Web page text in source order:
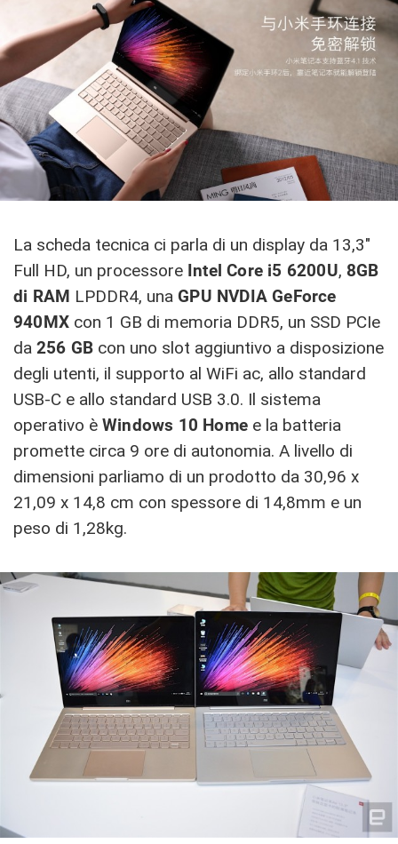
La scheda tecnica ci parla di un display da 13,3″
Full HD, un processore Intel Core i5 6200U, 8GB
di RAM LPDDR4, unaGPU NVDIA GeForce
940MX con 1 GB di memoria DDR5, un SSD PCIe
da 256 GB con uno slot aggiuntivo a disposizione
degli utenti, il supporto al WiFi ac, allo standard
USB-C e allo standard USB 3.0. Il sistema
operativo è Windows 10 Home e la batteria
promette circa 9 ore di autonomia. A livello di
dimensioni parliamo di un prodotto da 30,96 x
21,09 x 14,8 cm con spessore di 14,8mm e un
peso di 1,28kg.